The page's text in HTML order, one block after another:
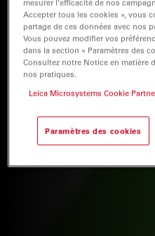
mesurer l’efficacité de nos
Accepter tous les cookies », vous
partage de ces données avec nos
Vous pouvez modifier vos
dans la section « Paramètres des
Consultez notre Notice en matière
nos pratiques.
Leica Microsystems Cookie
Paramètres des cookies